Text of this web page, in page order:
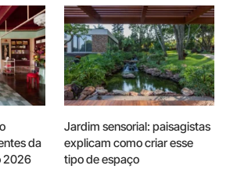
da
2026
Jardim sensorial: paisagistas
explicam como criar esse
tipo de espaço